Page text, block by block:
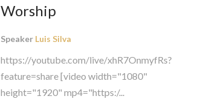
Worship
Speaker Luis Silva
https://youtube.com/live/xhR7OnmyfRs?
feature=share [video width="1080"
height="1920" mp4="https:/...